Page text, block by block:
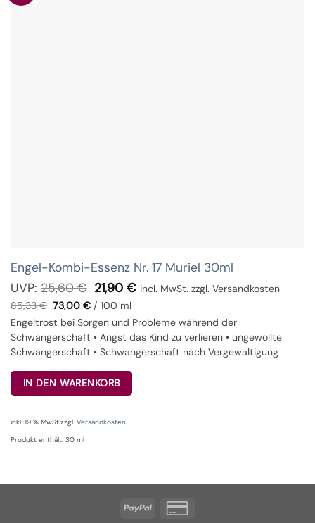
Engel-Kombi-Essenz Nr. 17 Muriel 30ml
UVP: 25,60€ Ursprünglicher
Preis
war:
25,60 €
21,90€Aktueller
21,90 €.
incl. MwSt. zzgl. Versandkosten
85,33€ 73,00€ /100 ml
Engeltrost bei Sorgen und Probleme während der
Schwangerschaft • Angst das Kind zu verlieren • ungewollte
Schwangerschaft • Schwangerschaft nach Vergewaltigung
IN DEN WARENKORB
inkl. 19 % MwSt.zzgl. Versandkosten
Produkt enthält: 30 ml